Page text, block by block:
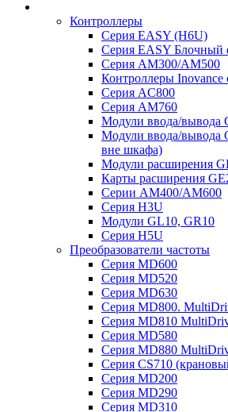
Контроллеры
Серия EASY (H6U)
Серия EASY Блочный
Серия AM300/AM500
Контроллеры Inovance
Серия AC800
Серия AM760
Модули ввода/вывода
Модули ввода/вывода
вне шкафа)
Модули расширения
Карты расширения
Серии AM400/AM600
Серия H3U
Модули GL10, GR10
Серия H5U
Преобразователи частоты
Серия MD600
Серия MD520
Серия MD630
Серия MD800.
Серия MD810
Серия MD580
Серия MD880
Серия CS710
Серия MD200
Серия MD290
Серия MD310